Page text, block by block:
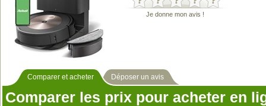
Je donne mon avis !
Comparer et acheter Déposer un avis
Comparer les prix pour acheter en